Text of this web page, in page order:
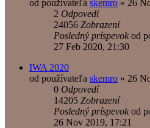
od používateľa skemro » 26
2 Odpovedí
24056 Zobrazení
Posledný príspevok od
27 Feb 2020, 21:30
IWA 2020
od používateľa skemro » 26
0 Odpovedí
14205 Zobrazení
Posledný príspevok od
26 Nov 2019, 17:21